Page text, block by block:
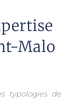
Malo
typologies de